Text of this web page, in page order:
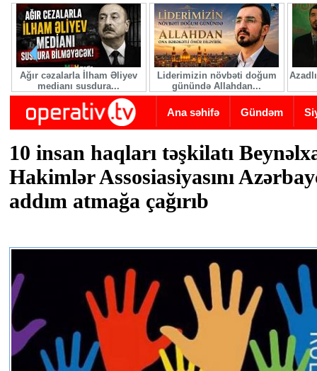
Skip to main content
Ağır cəzalarla İlham Əliyev
medianı susdura...
Liderimizin növbəti doğum
günündə Allahdan...
Ana səhifə Gündəm
10 insan haqları təşkilatı
Hakimlər Assosiasiyasını
addım atmağa çağırıb